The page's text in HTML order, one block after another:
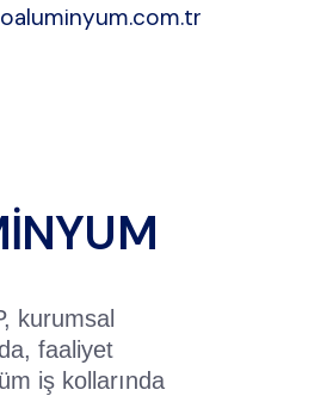
kurumsal
faaliyet
iş kollarında